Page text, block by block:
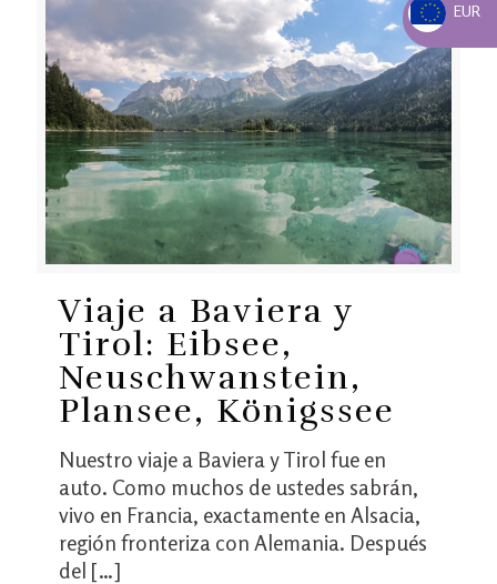
Viaje a Baviera y
Tirol: Eibsee,
Neuschwanstein,
Plansee, Königssee
Nuestro viaje a Baviera y Tirol fue en
auto. Como muchos de ustedes sabrán,
vivo en Francia, exactamente en Alsacia,
región fronteriza con Alemania. Después
del […]
EUR €
EUR